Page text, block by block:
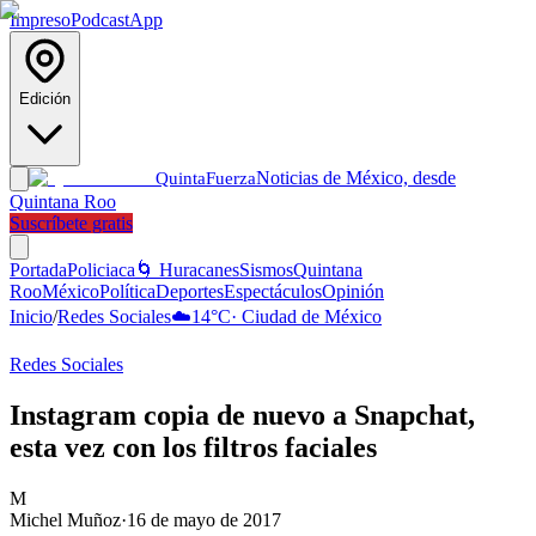
ImpresoPodcastApp
Edición
QuintaFuerzaNoticias de México, desde
Quintana Roo
Suscríbete gratis
PortadaPoliciaca 🌀 HuracanesSismosQuintana
RooMéxicoPolíticaDeportesEspectáculosOpinión
Inicio/Redes Sociales☁️14°C· Ciudad de México
Redes Sociales
Instagram copia de nuevo a Snapchat,
esta vez con los filtros faciales
M
Michel Muñoz·16 de mayo de 2017